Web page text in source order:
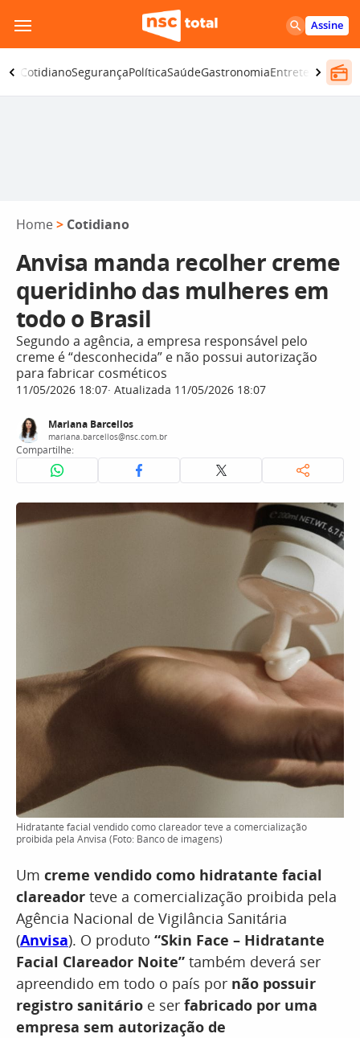
para
o
conteúdo
Assine
CotidianoSegurançaPolíticaSaúdeGastronomiaEntretenimento
Home > Cotidiano
Anvisa manda recolher creme
queridinho das mulheres em
todo o Brasil
Segundo a agência, a empresa responsável pelo
creme é “desconhecida” e não possui autorização
para fabricar cosméticos
11/05/2026 18:07 Atualizada 11/05/2026 18:07
Mariana Barcellos
mariana.barcellos@nsc.com.br
Compartilhe:
Hidratante facial vendido como clareador teve a comercialização
proibida pela Anvisa (Foto: Banco de imagens)
Um creme vendido como hidratante facial
clareador teve a comercialização proibida pela
Agência Nacional de Vigilância Sanitária
(Anvisa). O produto “Skin Face – Hidratante
Facial Clareador Noite” também deverá ser
apreendido em todo o país por não possuir
registro sanitário e ser fabricado por uma
empresa sem autorização de